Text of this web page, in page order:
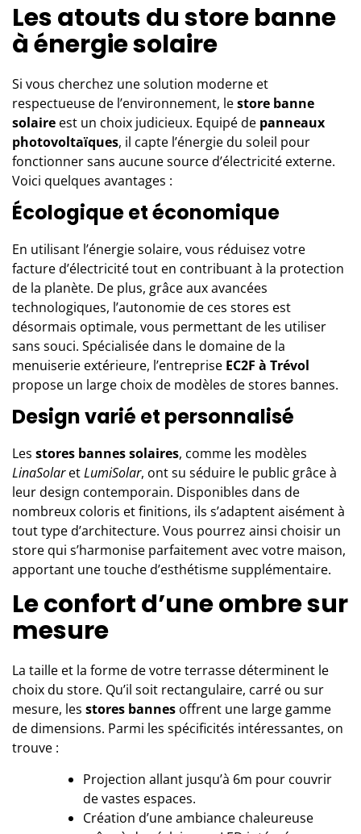
Les atouts du store banne
à énergie solaire
Si vous cherchez une solution moderne et
respectueuse de l’environnement, lestore banne
solaire est un choix judicieux. Equipé de panneaux
photovoltaïques, il capte l’énergie du soleil pour
fonctionner sans aucune source d’électricité externe.
Voici quelques avantages :
Écologique et économique
En utilisant l’énergie solaire, vous réduisez votre
facture d’électricité tout en contribuant à la protection
de la planète. De plus, grâce aux avancées
technologiques, l’autonomie de ces stores est
désormais optimale, vous permettant de les utiliser
sans souci. Spécialisée dans le domaine de la
menuiserie extérieure, l’entreprise EC2F à Trévol
propose un large choix de modèles de stores bannes.
Design varié et personnalisé
Les stores bannes solaires, comme les modèles
LinaSolaretLumiSolar, ont su séduire le public grâce à
leur design contemporain. Disponibles dans de
nombreux coloris et finitions, ils s’adaptent aisément à
tout type d’architecture. Vous pourrez ainsi choisir un
store qui s’harmonise parfaitement avec votre maison,
apportant une touche d’esthétisme supplémentaire.
Le confort d’une ombre sur
mesure
La taille et la forme de votre terrasse déterminent le
choix du store. Qu’il soit rectangulaire, carré ou sur
mesure, les stores bannes offrent une large gamme
de dimensions. Parmi les spécificités intéressantes, on
trouve :
Projection allant jusqu’à 6m pour couvrir
de vastes espaces.
Création d’une ambiance chaleureuse